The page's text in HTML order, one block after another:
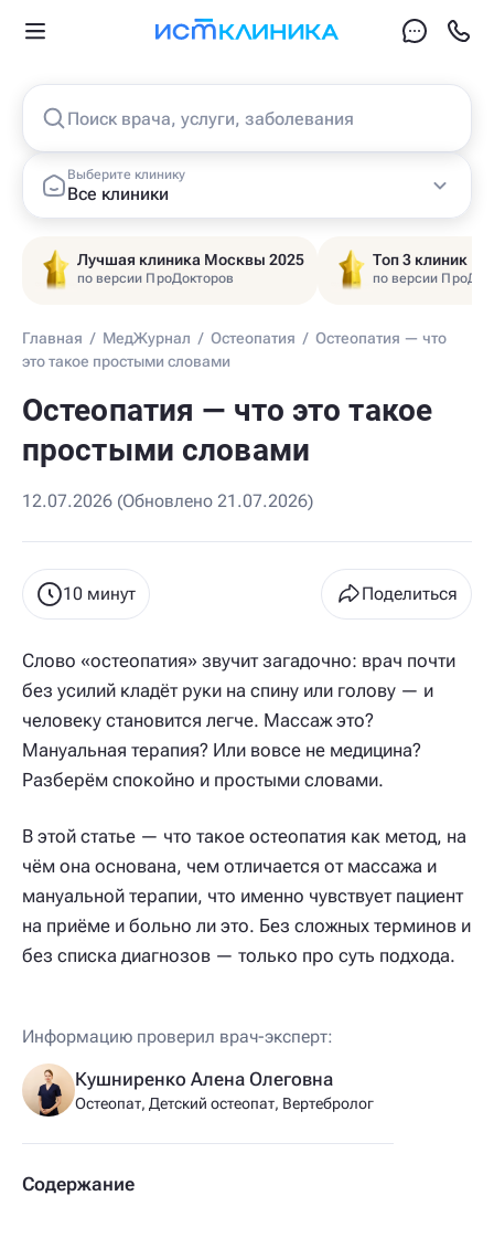
Поиск врача, услуги, заболевания
Выберите клинику
Все клиники
Лучшая клиника Москвы 2025
по версии ПроДокторов
Топ 3 клиник
по версии
Главная / МедЖурнал / Остеопатия / Остеопатия — что
это такое простыми словами
Остеопатия — что это такое
простыми словами
12.07.2026 (Обновлено 21.07.2026)
10 минут Поделиться
Слово «остеопатия» звучит загадочно: врач почти
без усилий кладёт руки на спину или голову — и
человеку становится легче. Массаж это?
Мануальная терапия? Или вовсе не медицина?
Разберём спокойно и простыми словами.
В этой статье — что такое остеопатия как метод, на
чём она основана, чем отличается от массажа и
мануальной терапии, что именно чувствует пациент
на приёме и больно ли это. Без сложных терминов и
без списка диагнозов — только про суть подхода.
Информацию проверил врач-эксперт:
Кушниренко Алена Олеговна
Остеопат, Детский остеопат, Вертебролог
Содержание